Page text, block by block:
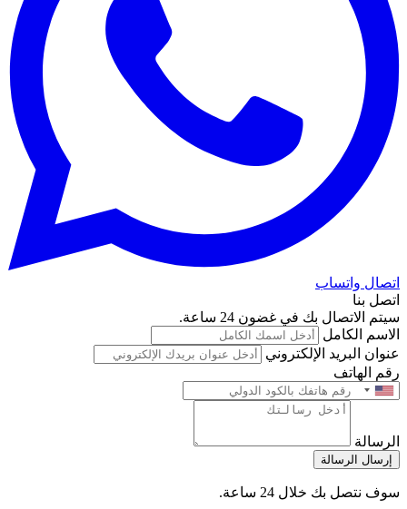
اتصال واتساب
اتصل بنا
سيتم الاتصال بك في غضون 24 ساعة.
الاسم الكامل
عنوان البريد الإلكتروني
رقم الهاتف
الرسالة
إرسال الرسالة
سوف نتصل بك خلال 24 ساعة.